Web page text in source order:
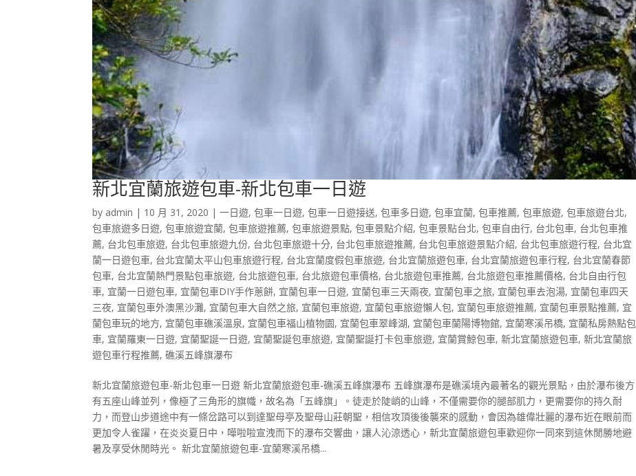
新北宜蘭旅遊包車-新北包車一日遊
by admin | 10 月 31, 2020 |一日遊,包車一日遊,包車一日遊接送,包車多日遊,包車宜蘭,包車推薦,包車旅遊,包車旅遊台北,
包車旅遊多日遊,包車旅遊宜蘭,包車旅遊推薦,包車旅遊景點,包車景點介紹,包車景點台北,包車自由行, 台北包車, 台北包車推
薦, 台北包車旅遊, 台北包車旅遊九份, 台北包車旅遊十分, 台北包車旅遊推薦, 台北包車旅遊景點介紹, 台北包車旅遊行程, 台北宜
蘭一日遊包車, 台北宜蘭太平山包車旅遊行程, 台北宜蘭度假包車旅遊, 台北宜蘭旅遊包車, 台北宜蘭旅遊包車行程, 台北宜蘭春節
包車, 台北宜蘭熱門景點包車旅遊, 台北旅遊包車, 台北旅遊包車價格, 台北旅遊包車推薦, 台北旅遊包車推薦價格, 台北自由行包
車, 宜蘭一日遊包車, 宜蘭包車DIY手作蔥餅, 宜蘭包車一日遊, 宜蘭包車三天兩夜, 宜蘭包車之旅, 宜蘭包車去泡湯, 宜蘭包車四天
三夜, 宜蘭包車外澳黑沙灘, 宜蘭包車大自然之旅, 宜蘭包車旅遊, 宜蘭包車旅遊懶人包, 宜蘭包車旅遊推薦, 宜蘭包車景點推薦, 宜
蘭包車玩的地方, 宜蘭包車礁溪溫泉, 宜蘭包車福山植物園, 宜蘭包車翠峰湖, 宜蘭包車蘭陽博物館, 宜蘭寒溪吊橋, 宜蘭私房熱點包
車, 宜蘭羅東一日遊, 宜蘭聖誕一日遊, 宜蘭聖誕包車旅遊, 宜蘭聖誕打卡包車旅遊, 宜蘭賞鯨包車,新北宜蘭旅遊包車,新北宜蘭旅
遊包車行程推薦,礁溪五峰旗瀑布
新北宜蘭旅遊包車-新北包車一日遊 新北宜蘭旅遊包車-礁溪五峰旗瀑布 五峰旗瀑布是礁溪境內最著名的觀光景點，由於瀑布後方
有五座山峰並列，像極了三角形的旗幟，故名為「五峰旗」。徒走於陡峭的山峰，不僅需要你的腿部肌力，更需要你的持久耐
力，而登山步道途中有一條岔路可以到達聖母亭及聖母山莊朝聖，相信攻頂後後襲來的感動，會因為雄偉壯麗的瀑布近在眼前而
更加令人雀躍，在炎炎夏日中，嘩啦啦宣洩而下的瀑布交響曲，讓人沁涼透心，新北宜蘭旅遊包車歡迎你一同來到這休閒勝地避
暑及享受休閒時光。 新北宜蘭旅遊包車-宜蘭寒溪吊橋...